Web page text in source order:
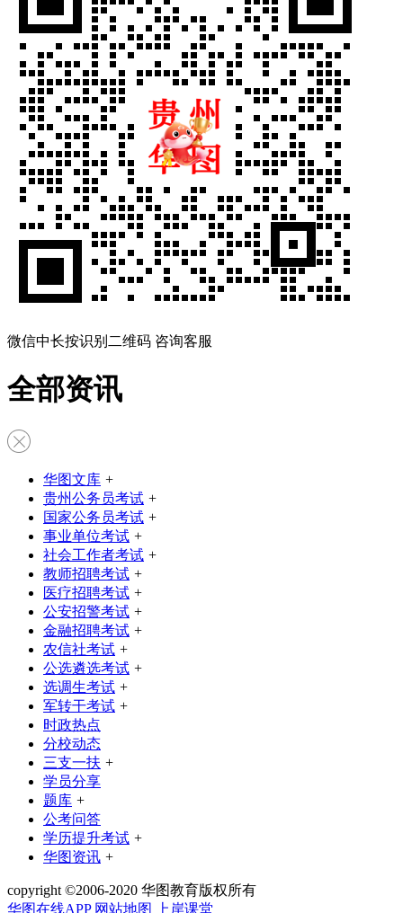
微信中长按识别二维码 咨询客服
全部资讯
华图文库 +
贵州公务员考试 +
国家公务员考试 +
事业单位考试 +
社会工作者考试 +
教师招聘考试 +
医疗招聘考试 +
公安招警考试 +
金融招聘考试 +
农信社考试 +
公选遴选考试 +
选调生考试 +
军转干考试 +
时政热点
分校动态
三支一扶 +
学员分享
题库 +
公考问答
学历提升考试 +
华图资讯 +
copyright ©2006-2020 华图教育版权所有
华图在线APP 网站地图 上岸课堂